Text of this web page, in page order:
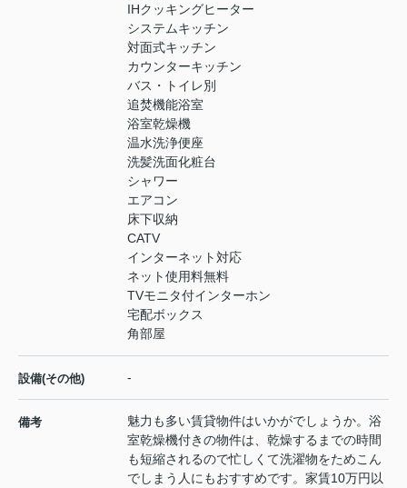
IHクッキングヒーター
システムキッチン
対面式キッチン
カウンターキッチン
バス・トイレ別
追焚機能浴室
浴室乾燥機
温水洗浄便座
洗髪洗面化粧台
シャワー
エアコン
床下収納
CATV
インターネット対応
ネット使用料無料
TVモニタ付インターホン
宅配ボックス
角部屋
設備(その他) -
備考
魅力も多い賃貸物件はいかがでしょうか。浴
室乾燥機付きの物件は、乾燥するまでの時間
も短縮されるので忙しくて洗濯物をためこん
でしまう人にもおすすめです。家賃10万円以